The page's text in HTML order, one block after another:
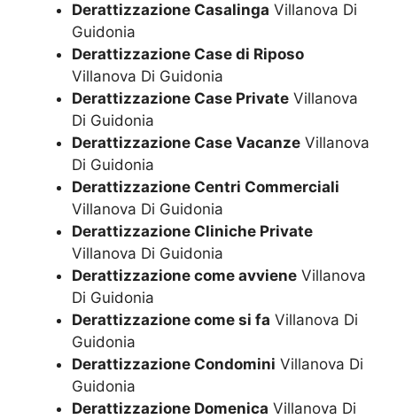
Derattizzazione Casalinga Villanova Di
Guidonia
Derattizzazione Case di Riposo
Villanova Di Guidonia
Derattizzazione Case Private Villanova
Di Guidonia
Derattizzazione Case Vacanze Villanova
Di Guidonia
Derattizzazione Centri Commerciali
Villanova Di Guidonia
Derattizzazione Cliniche Private
Villanova Di Guidonia
Derattizzazione come avviene Villanova
Di Guidonia
Derattizzazione come si fa Villanova Di
Guidonia
Derattizzazione Condomini Villanova Di
Guidonia
Derattizzazione Domenica Villanova Di